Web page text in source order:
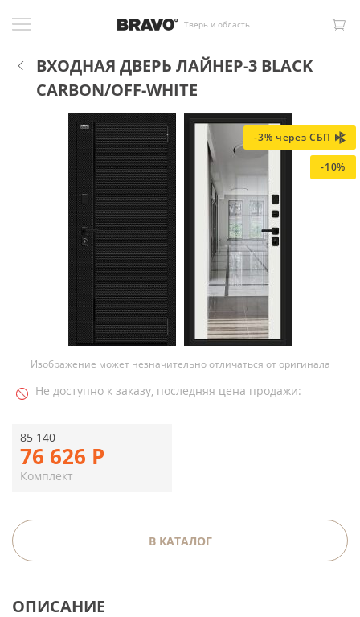
Тверь и область
ВХОДНАЯ ДВЕРЬ ЛАЙНЕР-3 BLACK
CARBON/OFF-WHITE
-3% через СБП
-10%
Изображение может незначительно отличаться от оригинала
Не доступно к заказу, последняя цена продажи:
76 626 Р
85 140
Комплект
В КАТАЛОГ
ОПИСАНИЕ